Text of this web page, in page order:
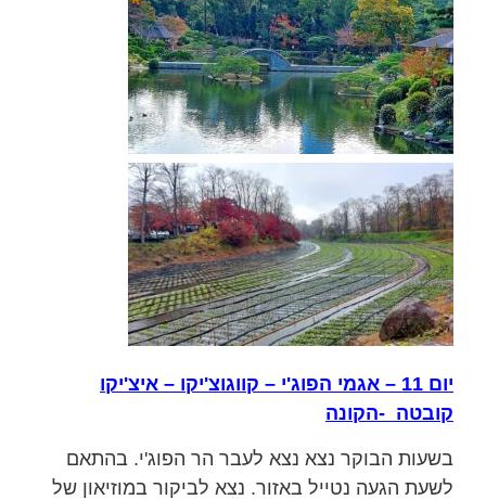
יום 11 – אגמי הפוג'י – קווגוצ'יקו – איצ'יקו
קובטה -הקונה
בשעות הבוקר נצא נצא לעבר הר הפוג'י. בהתאם
לשעת הגעה נטייל באזור. נצא לביקור במוזיאון של